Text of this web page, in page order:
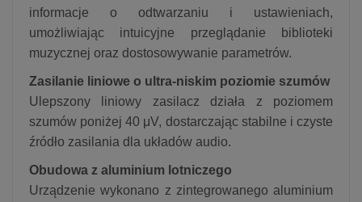
informacje o odtwarzaniu i ustawieniach,
umożliwiając intuicyjne przeglądanie biblioteki
muzycznej oraz dostosowywanie parametrów.
Zasilanie liniowe o ultra-niskim poziomie szumów
Ulepszony liniowy zasilacz działa z poziomem
szumów poniżej 40 μV, dostarczając stabilne i czyste
źródło zasilania dla układów audio.
Obudowa z aluminium lotniczego
Urządzenie wykonano z zintegrowanego aluminium